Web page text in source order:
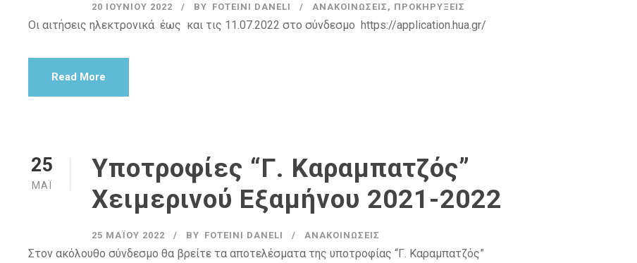
20 ΙΟΥΝΊΟΥ 2022 BY FOTEINI DANELI ΑΝΑΚΟΙΝΏΣΕΙΣ , ΠΡΟΚΗΡΎΞΕΙΣ
Οι αιτήσεις ηλεκτρονικά έως και τις 11.07.2022 στο σύνδεσμο https://application.hua.gr/
Read More
25
ΜΆΙ
Υποτροφίες “Γ. Καραμπατζός”
Χειμερινού Εξαμήνου 2021-2022
25 ΜΑΪ́ΟΥ 2022 BY FOTEINI DANELI ΑΝΑΚΟΙΝΏΣΕΙΣ
Στον ακόλουθο σύνδεσμο θα βρείτε τα αποτελέσματα της υποτροφίας “Γ. Καραμπατζός”